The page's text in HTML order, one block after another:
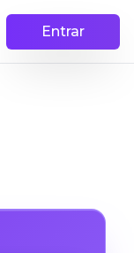
Entrar